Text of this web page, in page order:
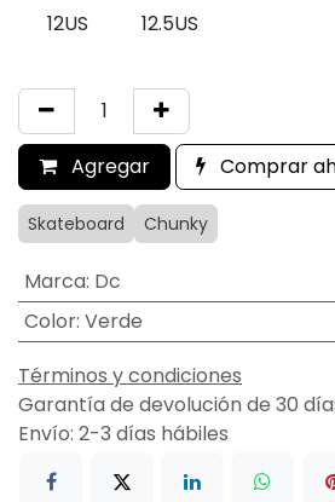
12US 12.5US
Agregar Comprar
Skateboard Chunky
Marca: Dc
Color: Verde
Términos y condiciones
Garantía de devolución de 30
Envío: 2-3 días hábiles